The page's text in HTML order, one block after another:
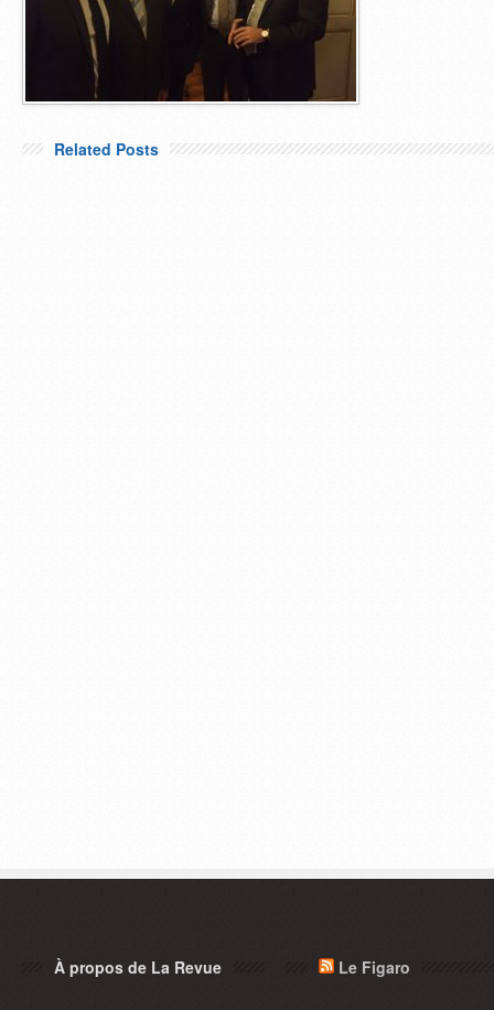
Related Posts
À propos de La Revue Le Figaro